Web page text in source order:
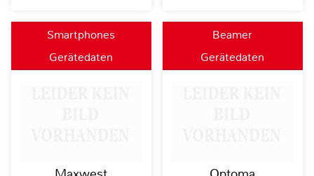
Smartphones
Gerätedaten
Beamer
Gerätedaten